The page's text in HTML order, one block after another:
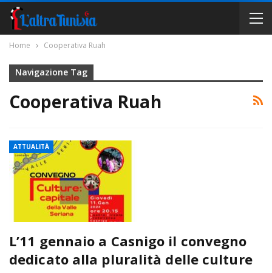
Home Cooperativa Ruah
Navigazione Tag
Cooperativa Ruah
ATTUALITÀ
L’11 gennaio a Casnigo il convegno
dedicato alla pluralità delle culture